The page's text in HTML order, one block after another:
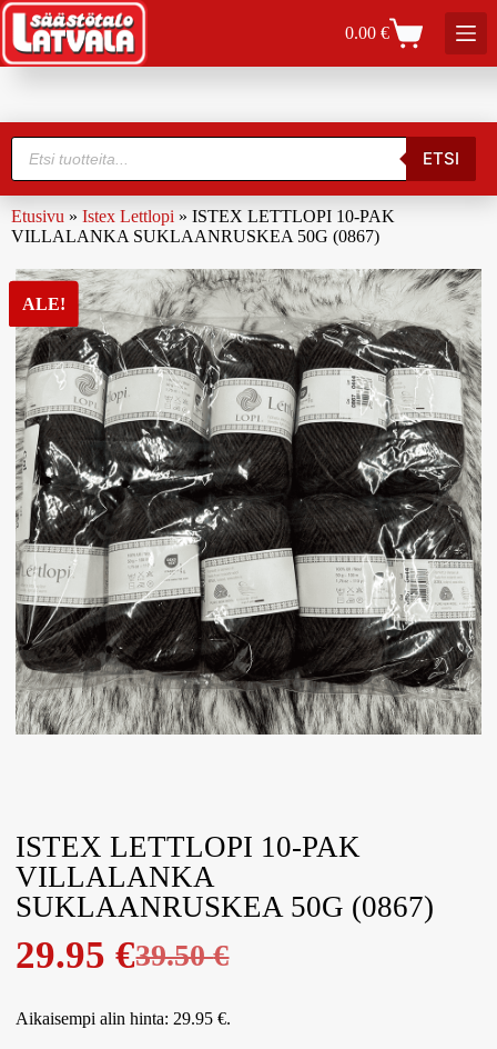
0.00€
ETSI
Etusivu » Istex Lettlopi » ISTEX LETTLOPI 10-PAK
VILLALANKA SUKLAANRUSKEA 50G (0867)
ISTEX LETTLOPI 10-PAK
VILLALANKA
SUKLAANRUSKEA 50G (0867)
39.50€
29.95€
Aikaisempi alin hinta: 29.95€.